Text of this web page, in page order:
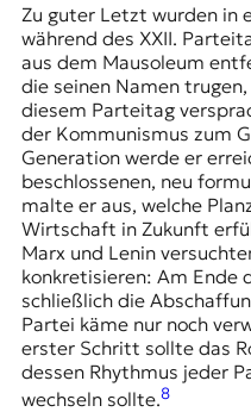
Zu guter Letzt wurden in
während des XXII.
aus dem Mausoleum
die seinen Namen
diesem Parteitag
der Kommunismus zum
Generation werde er
beschlossenen, neu
malte er aus, welche
Wirtschaft in Zukunft
Marx und Lenin
konkretisieren: Am Ende
schließlich die
Partei käme nur noch
erster Schritt sollte das
dessen Rhythmus jeder
wechseln sollte.8